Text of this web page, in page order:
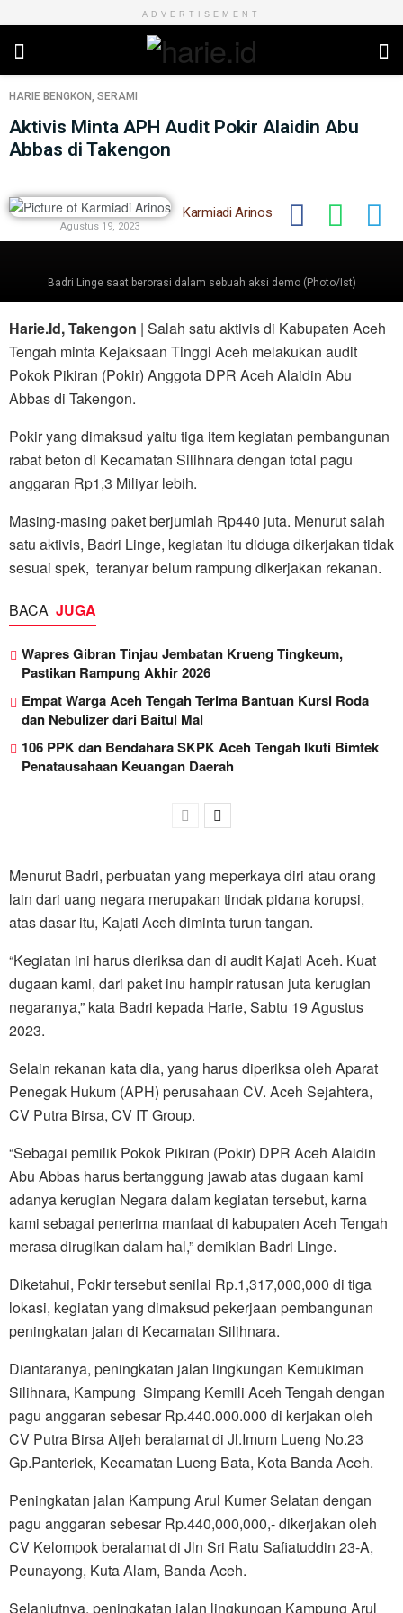
ADVERTISEMENT
HARIE BENGKON, SERAMI
Aktivis Minta APH Audit Pokir Alaidin Abu
Abbas di Takengon
Karmiadi Arinos
Agustus 19, 2023
Badri Linge saat berorasi dalam sebuah aksi demo (Photo/Ist)
Harie.Id, Takengon | Salah satu aktivis di Kabupaten Aceh
Tengah minta Kejaksaan Tinggi Aceh melakukan audit
Pokok Pikiran (Pokir) Anggota DPR Aceh Alaidin Abu
Abbas di Takengon.
Pokir yang dimaksud yaitu tiga item kegiatan pembangunan
rabat beton di Kecamatan Silihnara dengan total pagu
anggaran Rp1,3 Miliyar lebih.
Masing-masing paket berjumlah Rp440 juta. Menurut salah
satu aktivis, Badri Linge, kegiatan itu diduga dikerjakan tidak
sesuai spek, teranyar belum rampung dikerjakan rekanan.
BACA JUGA
Wapres Gibran Tinjau Jembatan Krueng Tingkeum,
Pastikan Rampung Akhir 2026
Empat Warga Aceh Tengah Terima Bantuan Kursi Roda
dan Nebulizer dari Baitul Mal
106 PPK dan Bendahara SKPK Aceh Tengah Ikuti Bimtek
Penatausahaan Keuangan Daerah
Menurut Badri, perbuatan yang meperkaya diri atau orang
lain dari uang negara merupakan tindak pidana korupsi,
atas dasar itu, Kajati Aceh diminta turun tangan.
“Kegiatan ini harus dieriksa dan di audit Kajati Aceh. Kuat
dugaan kami, dari paket inu hampir ratusan juta kerugian
negaranya,” kata Badri kepada Harie, Sabtu 19 Agustus
2023.
Selain rekanan kata dia, yang harus diperiksa oleh Aparat
Penegak Hukum (APH) perusahaan CV. Aceh Sejahtera,
CV Putra Birsa, CV IT Group.
“Sebagai pemilik Pokok Pikiran (Pokir) DPR Aceh Alaidin
Abu Abbas harus bertanggung jawab atas dugaan kami
adanya kerugian Negara dalam kegiatan tersebut, karna
kami sebagai penerima manfaat di kabupaten Aceh Tengah
merasa dirugikan dalam hal,” demikian Badri Linge.
Diketahui, Pokir tersebut senilai Rp.1,317,000,000 di tiga
lokasi, kegiatan yang dimaksud pekerjaan pembangunan
peningkatan jalan di Kecamatan Silihnara.
Diantaranya, peningkatan jalan lingkungan Kemukiman
Silihnara, Kampung Simpang Kemili Aceh Tengah dengan
pagu anggaran sebesar Rp.440.000.000 di kerjakan oleh
CV Putra Birsa Atjeh beralamat di Jl.Imum Lueng No.23
Gp.Panteriek, Kecamatan Lueng Bata, Kota Banda Aceh.
Peningkatan jalan Kampung Arul Kumer Selatan dengan
pagu anggaran sebesar Rp.440,000,000,- dikerjakan oleh
CV Kelompok beralamat di Jln Sri Ratu Safiatuddin 23-A,
Peunayong, Kuta Alam, Banda Aceh.
Selanjutnya, peningkatan jalan lingkungan Kampung Arul